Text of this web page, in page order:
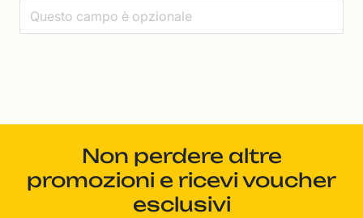
Non perdere altre
promozioni e ricevi voucher
esclusivi